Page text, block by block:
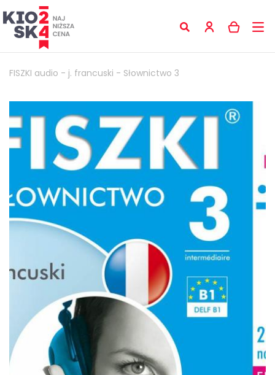
FISZKI audio - j. francuski - Słownictwo 3